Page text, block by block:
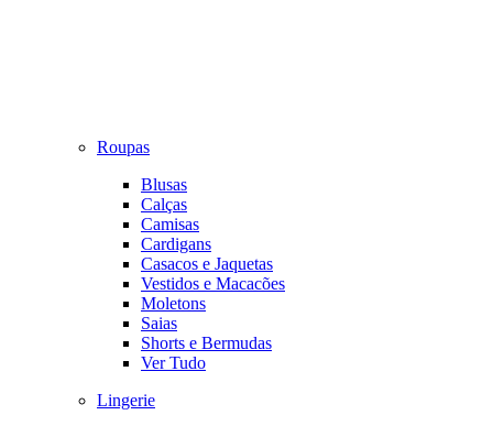
Roupas
Blusas
Calças
Camisas
Cardigans
Casacos e Jaquetas
Vestidos e Macacões
Moletons
Saias
Shorts e Bermudas
Ver Tudo
Lingerie